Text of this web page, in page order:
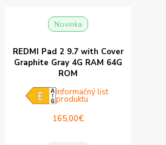
Novinka
REDMI Pad 2 9.7 with Cover
Graphite Gray 4G RAM 64G
ROM
Informačný list
produktu
165,00€